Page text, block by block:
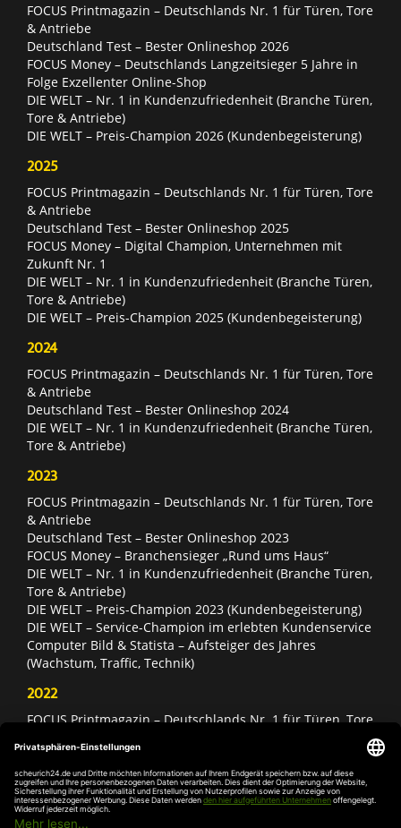
FOCUS Printmagazin – Deutschlands Nr. 1 für Türen, Tore
& Antriebe
Deutschland Test – Bester Onlineshop 2026
FOCUS Money – Deutschlands Langzeitsieger 5 Jahre in
Folge Exzellenter Online-Shop
DIE WELT – Nr. 1 in Kundenzufriedenheit (Branche Türen,
Tore & Antriebe)
DIE WELT – Preis-Champion 2026 (Kundenbegeisterung)
2025
FOCUS Printmagazin – Deutschlands Nr. 1 für Türen, Tore
& Antriebe
Deutschland Test – Bester Onlineshop 2025
FOCUS Money – Digital Champion, Unternehmen mit
Zukunft Nr. 1
DIE WELT – Nr. 1 in Kundenzufriedenheit (Branche Türen,
Tore & Antriebe)
DIE WELT – Preis-Champion 2025 (Kundenbegeisterung)
2024
FOCUS Printmagazin – Deutschlands Nr. 1 für Türen, Tore
& Antriebe
Deutschland Test – Bester Onlineshop 2024
DIE WELT – Nr. 1 in Kundenzufriedenheit (Branche Türen,
Tore & Antriebe)
2023
FOCUS Printmagazin – Deutschlands Nr. 1 für Türen, Tore
& Antriebe
Deutschland Test – Bester Onlineshop 2023
FOCUS Money – Branchensieger „Rund ums Haus“
DIE WELT – Nr. 1 in Kundenzufriedenheit (Branche Türen,
Tore & Antriebe)
DIE WELT – Preis-Champion 2023 (Kundenbegeisterung)
DIE WELT – Service-Champion im erlebten Kundenservice
Computer Bild & Statista – Aufsteiger des Jahres
(Wachstum, Traffic, Technik)
2022
FOCUS Printmagazin – Deutschlands Nr. 1 für Türen, Tore
Deutschland Test – Bester Onlineshop 2022
FOCUS Money – Branchensieger „Rund ums Haus“
DIE WELT – Service-Champion im erlebten Kundenservice
DIE WELT – Branchengewinner Gold-Rang (Türen, Tore &